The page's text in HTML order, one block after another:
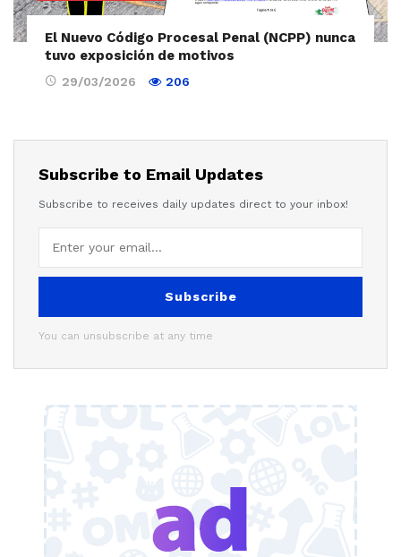
El Nuevo Código Procesal Penal (NCPP) nunca
tuvo exposición de motivos
29/03/2026 206
Subscribe to Email Updates
Subscribe to receives daily updates direct to your inbox!
Subscribe
You can unsubscribe at any time